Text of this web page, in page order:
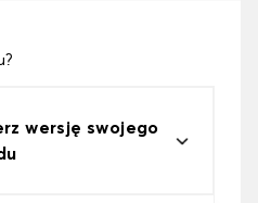
wersję swojego